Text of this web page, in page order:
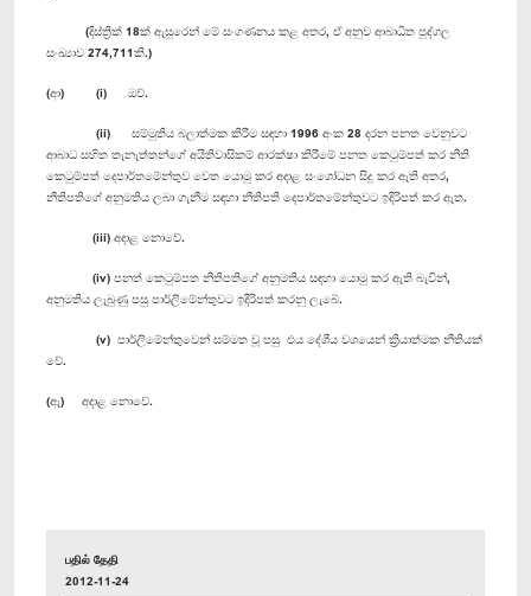
(දිස්ත්‍රික් 18ක් ඇසුරෙන් මේ සංගණනය කළ අතර, ඒ අනුව ආබාධිත පුද්ගල
සංඛ්‍යාව 274,711කි.)
(ආ) (i) ඔව්.
(ii) සම්මුතිය බලාත්මක කිරීම සඳහා 1996 අංක 28 දරන පනත වෙනුවට
ආබාධ සහිත තැනැත්තන්ගේ අයිතිවාසිකම් ආරක්ෂා කිරීමේ පනත කෙටුම්පත් කර නීති
කෙටුම්පත් දෙපාර්තමේන්තුව වෙත යොමු කර අදාළ සංශෝධන සිදු කර ඇති අතර,
නීතිපතිගේ අනුමතිය ලබා ගැනීම සඳහා නීතිපති දෙපාර්තමේන්තුවට ඉදිරිපත් කර ඇත.
(iii) අදාළ නොවේ.
(iv) පනත් කෙටුම්පත නීතිපතිගේ අනුමතිය සඳහා යොමු කර ඇති බැවින්,
අනුමතිය ලැබුණු පසු පාර්ලිමේන්තුවට ඉදිරිපත් කරනු ලැබේ.
(v) පාර්ලිමේන්තුවෙන් සම්මත වූ පසු එය දේශීය වශයෙන් ක්‍රියාත්මක නීතියක්
වේ.
(ඇ) අදාළ නොවේ.
பதில் தேதி
2012-11-24